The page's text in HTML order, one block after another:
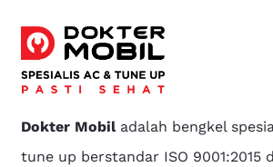
Dokter Mobiladalah bengkel
tune up berstandar ISO 9001:2015